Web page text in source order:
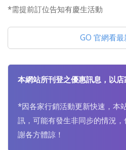
*需提前訂位告知有慶生活動
GO 官網看
本網站所刊登之優惠訊息，以店
*因各家行銷活動更新快速，本
訊，可能有發生非同步的情況
謝各方體諒！